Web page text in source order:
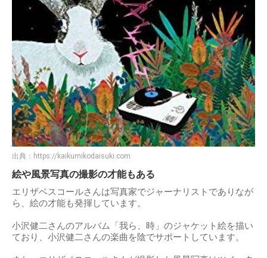
出典： https://kaikumikodaisuki.com
絵や風景写真の撮影の才能もある
エリザベスコールさんは写真家でジャーナリストでありなが
ら、絵の才能も発揮しています。
小沢健二さんのアルバム「我ら、時」のジャケット絵を描い
ており、小沢健二さんの楽曲を陰でサポートしています。